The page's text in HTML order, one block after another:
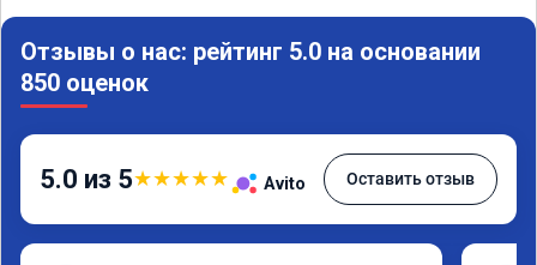
Отзывы о нас: рейтинг 5.0 на основании
850 оценок
5.0 из 5★★★★★ Avito Оставить отзыв